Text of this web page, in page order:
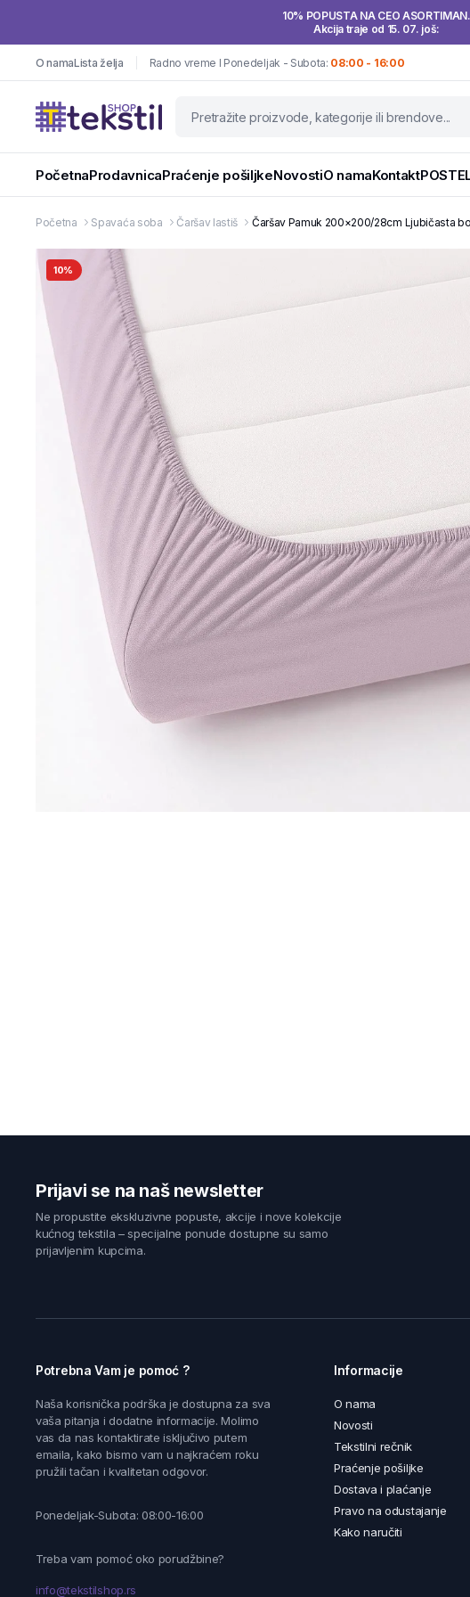
10% POPUSTA NA CEO ASORTIMAN.
Akcija traje od 15. 07. još:
O namaLista želja Radno vreme I Ponedeljak - Subota: 08:00 - 16:00
PočetnaProdavnicaPraćenje pošiljkeNovostiO namaKontakt
Početna Spavaća soba Čaršav lastiš Čaršav Pamuk 200×200/28cm Ljubičasta
10%
Prijavi se na naš newsletter
Ne propustite ekskluzivne popuste, akcije i nove kolekcije
kućnog tekstila – specijalne ponude dostupne su samo
prijavljenim kupcima.
Potrebna Vam je pomoć ?
Naša korisnička podrška je dostupna za sva
vaša pitanja i dodatne informacije. Molimo
vas da nas kontaktirate isključivo putem
emaila, kako bismo vam u najkraćem roku
pružili tačan i kvalitetan odgovor.
Ponedeljak-Subota: 08:00-16:00
Treba vam pomoć oko porudžbine?
info@tekstilshop.rs
Informacije
O nama
Novosti
Tekstilni rečnik
Praćenje pošiljke
Dostava i plaćanje
Pravo na odustajanje
Kako naručiti